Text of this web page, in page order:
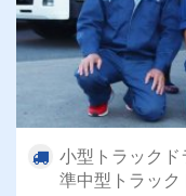
小型トラック
準中型トラック